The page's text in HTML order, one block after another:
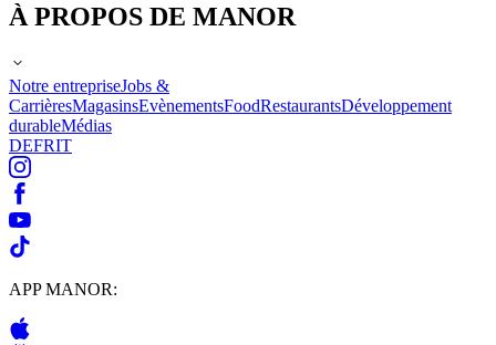
À PROPOS DE MANOR
Notre entrepriseJobs &
CarrièresMagasinsEvènementsFoodRestaurantsDéveloppement
durableMédias
DEFRIT
APP MANOR: